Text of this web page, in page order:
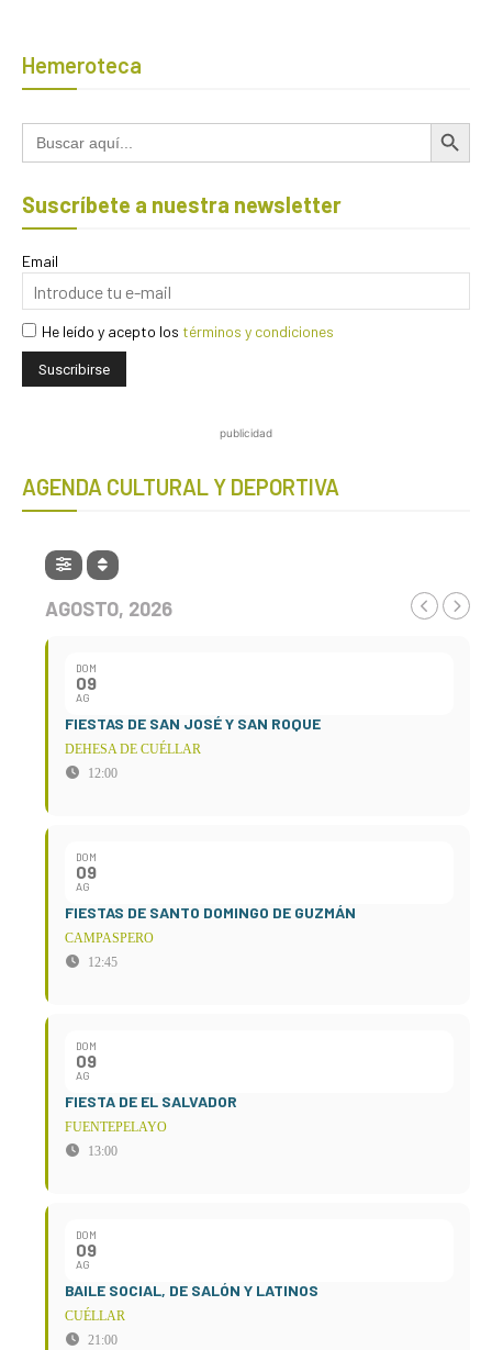
Hemeroteca
Buscar: Botón de
Suscríbete a nuestra newsletter
Email
He leído y acepto los términos y condiciones
publicidad
AGENDA CULTURAL Y DEPORTIVA
AGOSTO, 2026
DOM
09
AG
FIESTAS DE SAN JOSÉ Y SAN ROQUE
DEHESA DE CUÉLLAR
12:00
DOM
09
AG
FIESTAS DE SANTO DOMINGO DE GUZMÁN
CAMPASPERO
12:45
DOM
09
AG
FIESTA DE EL SALVADOR
FUENTEPELAYO
13:00
DOM
09
AG
BAILE SOCIAL, DE SALÓN Y LATINOS
CUÉLLAR
21:00